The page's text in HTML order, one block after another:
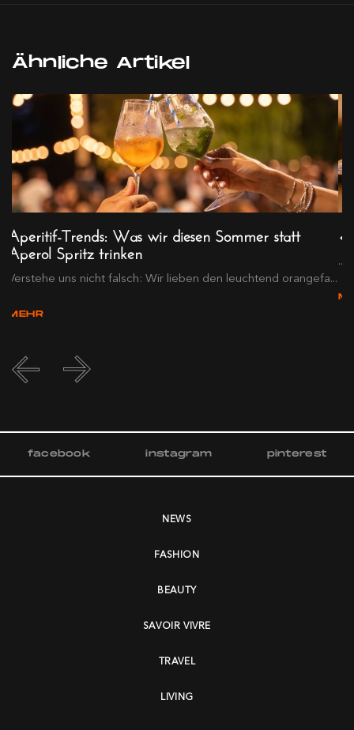
Ähnliche Artikel
Aperitif-Trends: Was wir diesen Sommer statt
Aperol Spritz trinken
Verstehe uns nicht falsch: Wir lieben den leuchtend orangefa...
MEHR
...
facebook instagram pinterest
NEWS
FASHION
BEAUTY
SAVOIR VIVRE
TRAVEL
LIVING